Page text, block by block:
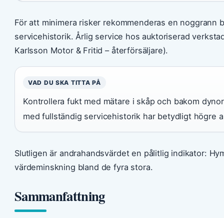
För att minimera risker rekommenderas en noggrann
servicehistorik. Årlig service hos auktoriserad
Karlsson Motor & Fritid – återförsäljare).
VAD DU SKA TITTA PÅ
Kontrollera fukt med mätare i skåp och bakom
med fullständig servicehistorik har betydligt högre
Slutligen är andrahandsvärdet en pålitlig indikator:
värdeminskning bland de fyra stora.
Sammanfattning